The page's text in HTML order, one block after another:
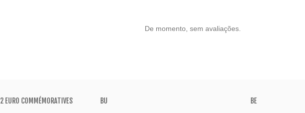
De momento, sem avaliações.
2 EURO COMMÉMORATIVES BU BE